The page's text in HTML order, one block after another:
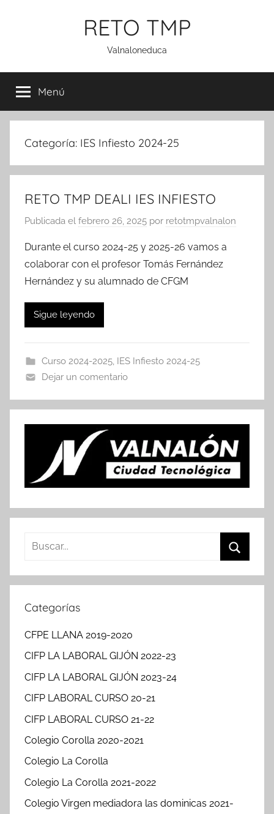
RETO TMP
Valnaloneduca
Menú
Categoría: IES Infiesto 2024-25
RETO TMP DEALI IES INFIESTO
Publicada el febrero 26, 2025 por retotmpvalnalon
Durante el curso 2024-25 y 2025-26 vamos a
colaborar con el profesor Tomás Fernández
Hernández y su alumnado de CFGM
Sigue leyendo
Curso 2024-2025, IES Infiesto 2024-25
Dejar un comentario
Buscar:
Categorías
CFPE LLANA 2019-2020
CIFP LA LABORAL GIJÓN 2022-23
CIFP LA LABORAL GIJÓN 2023-24
CIFP LABORAL CURSO 20-21
CIFP LABORAL CURSO 21-22
Colegio Corolla 2020-2021
Colegio La Corolla
Colegio La Corolla 2021-2022
Colegio Virgen mediadora las dominicas 2021-